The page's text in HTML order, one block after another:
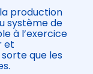
production
système de
à l’exercice
et
que les